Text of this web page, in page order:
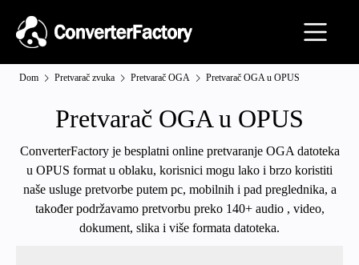
Dom Pretvarač zvuka Pretvarač OGA Pretvarač OGA u OPUS
Pretvarač OGA u OPUS
ConverterFactory je besplatni online pretvaranje OGA datoteka
u OPUS format u oblaku, korisnici mogu lako i brzo koristiti
naše usluge pretvorbe putem pc, mobilnih i pad preglednika, a
također podržavamo pretvorbu preko 140+ audio , video,
dokument, slika i više formata datoteka.